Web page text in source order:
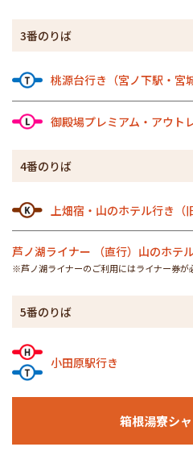
3番のりば
桃源台行き（宮ノ下駅・宮
御殿場プレミアム・アウト
4番のりば
上畑宿・山のホテル行き（
芦ノ湖ライナー （直行）山のホテ
※芦ノ湖ライナーのご利用にはライナー券が
5番のりば
小田原駅行き
箱根湯寮シ